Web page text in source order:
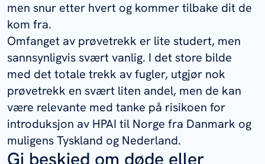
men snur etter hvert og kommer tilbake dit de
kom fra.
Omfanget av prøvetrekk er lite studert, men
sannsynligvis svært vanlig. I det store bilde
med det totale trekk av fugler, utgjør nok
prøvetrekk en svært liten andel, men de kan
være relevante med tanke på risikoen for
introduksjon av HPAI til Norge fra Danmark og
muligens Tyskland og Nederland.
Gi beskjed om døde eller